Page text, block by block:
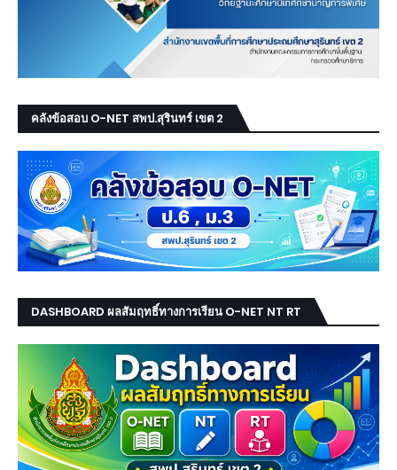
คลังข้อสอบ O-NET สพป.สุรินทร์ เขต 2
DASHBOARD ผลสัมฤทธิ์ทางการเรียน O-NET NT RT